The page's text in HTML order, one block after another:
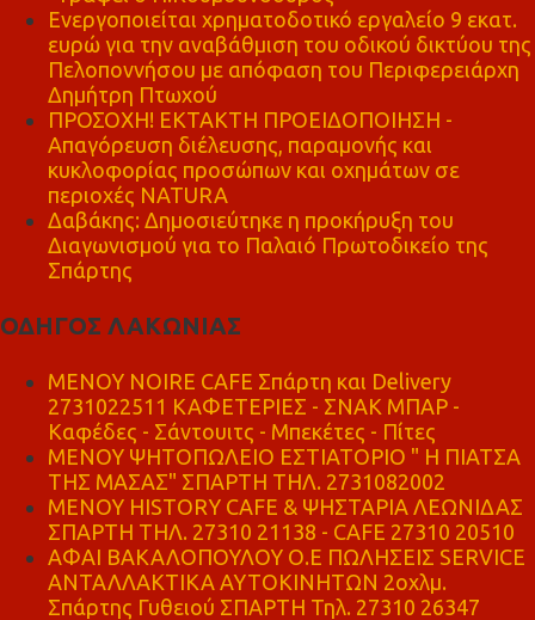
Ενεργοποιείται χρηματοδοτικό εργαλείο 9 εκατ.
ευρώ για την αναβάθμιση του οδικού δικτύου της
Πελοποννήσου με απόφαση του Περιφερειάρχη
Δημήτρη Πτωχού
ΠΡΟΣΟΧΗ! ΕΚΤΑΚΤΗ ΠΡΟΕΙΔΟΠΟΙΗΣΗ -
Απαγόρευση διέλευσης, παραμονής και
κυκλοφορίας προσώπων και οχημάτων σε
περιοχές NATURA
Δαβάκης: Δημοσιεύτηκε η προκήρυξη του
Διαγωνισμού για το Παλαιό Πρωτοδικείο της
Σπάρτης
ΟΔΗΓΟΣ ΛΑΚΩΝΙΑΣ
MENOY NOIRE CAFE Σπάρτη και Delivery
2731022511 ΚΑΦΕΤΕΡΙΕΣ - ΣΝΑΚ ΜΠΑΡ -
Καφέδες - Σάντουιτς - Μπεκέτες - Πίτες
ΜΕΝΟΥ ΨΗΤΟΠΩΛΕΙΟ ΕΣΤΙΑΤΟΡΙΟ " Η ΠΙΑΤΣΑ
ΤΗΣ ΜΑΣΑΣ" ΣΠΑΡΤΗ ΤΗΛ. 2731082002
ΜΕΝΟΥ HISTORY CAFE & ΨΗΣΤΑΡΙΑ ΛΕΩΝΙΔΑΣ
ΣΠΑΡΤΗ ΤΗΛ. 27310 21138 - CAFE 27310 20510
ΑΦΑΙ ΒΑΚΑΛΟΠΟΥΛΟΥ Ο.Ε ΠΩΛΗΣΕΙΣ SERVICE
ΑΝΤΑΛΛΑΚΤΙΚΑ ΑΥΤΟΚΙΝΗΤΩΝ 2οχλμ.
Σπάρτης Γυθειού ΣΠΑΡΤΗ Τηλ. 27310 26347